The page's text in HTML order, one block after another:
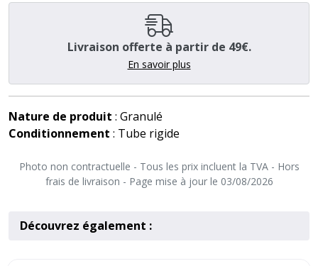
Livraison offerte à partir de 49€.
En savoir plus
Nature de produit : Granulé
Conditionnement : Tube rigide
Photo non contractuelle - Tous les prix incluent la TVA - Hors
frais de livraison - Page mise à jour le 03/08/2026
Découvrez également :